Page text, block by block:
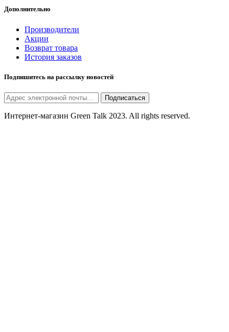
Дополнительно
Производители
Акции
Возврат товара
История заказов
Подпишитесь на рассылку новостей
Подписаться
Интернет-магазин Green Talk 2023. All rights reserved.